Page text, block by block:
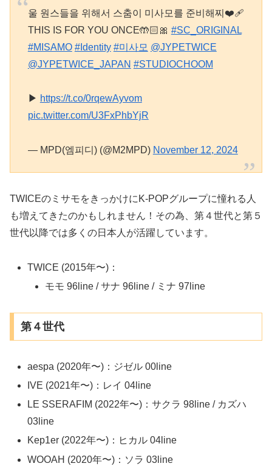
울 원스들을 위해서 스춤이 미사모를 준비해찌❤️‍🩹
THIS IS FOR YOU ONCE🤲🏻🎀 #SC_ORIGINAL
#MISAMO #Identity #미사모 @JYPETWICE
@JYPETWICE_JAPAN #STUDIOCHOOM
▶ https://t.co/0rqewAyvom
pic.twitter.com/U3FxPhbYjR
— MPD(엠피디) (@M2MPD) November 12, 2024
TWICEのミサモをきっかけにK-POPグループに憧れる人
も増えてきたのかもしれません！その為、第４世代と第５
世代以降では多くの日本人が活躍しています。
TWICE (2015年〜)：
モモ 96line / サナ 96line / ミナ 97line
第４世代
aespa (2020年〜)：ジゼル 00line
IVE (2021年〜)：レイ 04line
LE SSERAFIM (2022年〜)：サクラ 98line / カズハ
03line
Kep1er (2022年〜)：ヒカル 04line
WOOAH (2020年〜)：ソラ 03line